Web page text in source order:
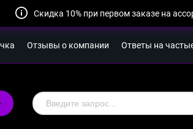
Скидка 10% при первом заказе на
Отзывы о компании Ответы на